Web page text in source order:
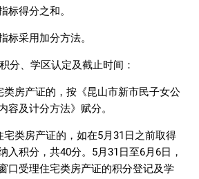
标得分之和。
标采用加分方法。
分、学区认定及截止时间：
类房产证的，按《昆山市新市民子女公
容及计分方法》赋分。
类房产证的，如在5月31日之前取得
入积分，共40分。5月31日至6月6日，
口受理住宅类房产证的积分登记及学